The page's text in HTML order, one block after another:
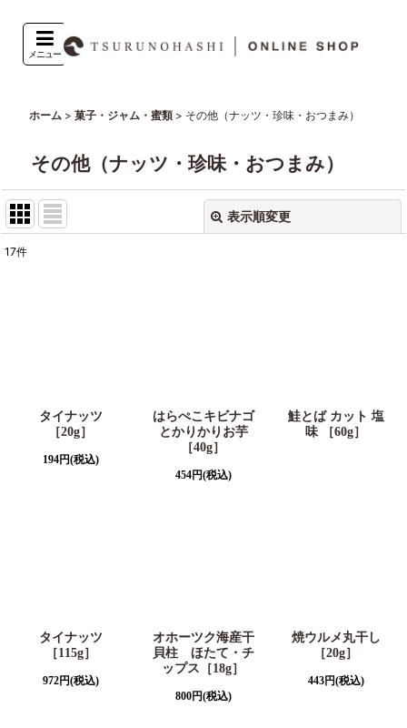
メニュー
ホーム > 菓子・ジャム・蜜類 > その他（ナッツ・珍味・おつまみ）
その他（ナッツ・珍味・おつまみ）
表示順変更
17件
タイナッツ
［20g］
194円(税込)
はらぺこキビナゴ
とかりかりお芋
［40g］
454円(税込)
鮭とば カット 塩
味 ［60g］
タイナッツ
［115g］
972円(税込)
オホーツク海産干
貝柱 ほたて・チ
ップス［18g］
800円(税込)
焼ウルメ丸干し
［20g］
443円(税込)